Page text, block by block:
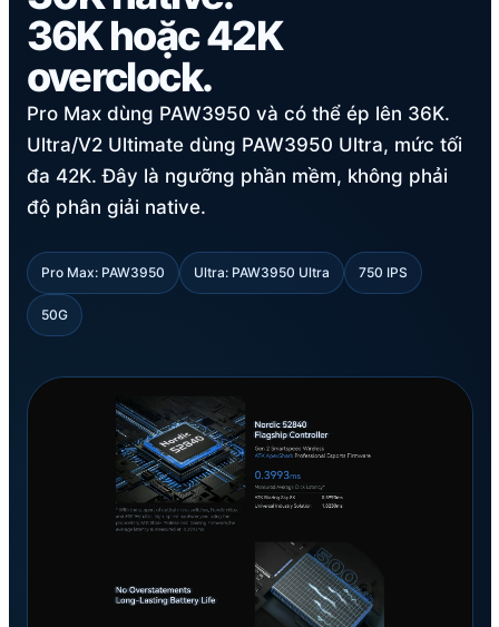
36K hoặc 42K
overclock.
Pro Max dùng PAW3950 và có thể ép lên 36K.
Ultra/V2 Ultimate dùng PAW3950 Ultra, mức tối
đa 42K. Đây là ngưỡng phần mềm, không phải
độ phân giải native.
Pro Max: PAW3950 Ultra: PAW3950 Ultra 750 IPS
50G